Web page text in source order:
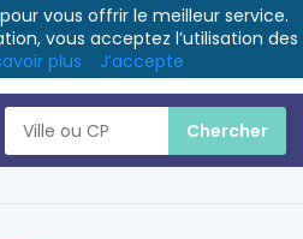
vous offrir le meilleur service.
vous acceptez l’utilisation des
plus J’accepte